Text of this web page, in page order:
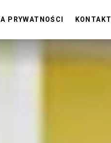
PRYWATNOŚCI KONTAKT